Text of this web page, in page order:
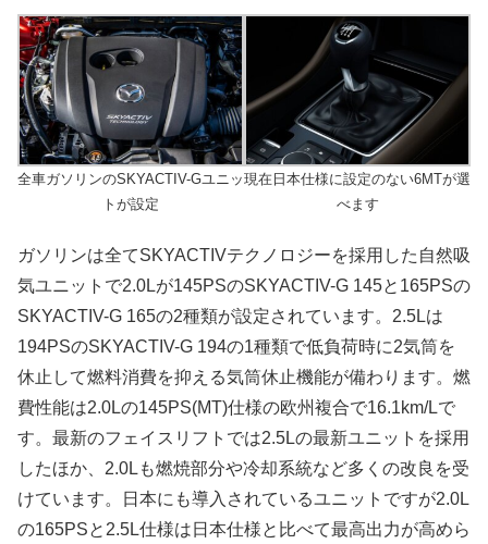
全車ガソリンのSKYACTIV-Gユニッ
トが設定
現在日本仕様に設定のない6MTが選
べます
ガソリンは全てSKYACTIVテクノロジーを採用した自然吸
気ユニットで2.0Lが145PSのSKYACTIV-G 145と165PSの
SKYACTIV-G 165の2種類が設定されています。2.5Lは
194PSのSKYACTIV-G 194の1種類で低負荷時に2気筒を
休止して燃料消費を抑える気筒休止機能が備わります。燃
費性能は2.0Lの145PS(MT)仕様の欧州複合で16.1km/Lで
す。最新のフェイスリフトでは2.5Lの最新ユニットを採用
したほか、2.0Lも燃焼部分や冷却系統など多くの改良を受
けています。日本にも導入されているユニットですが2.0L
の165PSと2.5L仕様は日本仕様と比べて最高出力が高めら